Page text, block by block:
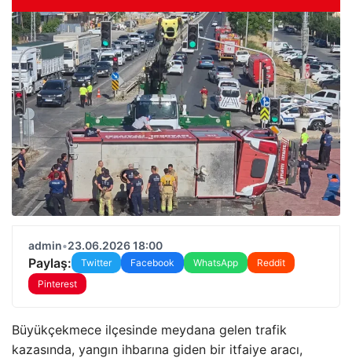
admin•23.06.2026 18:00
Paylaş: Twitter Facebook WhatsApp
Reddit
Pinterest
Büyükçekmece ilçesinde meydana gelen trafik
kazasında, yangın ihbarına giden bir itfaiye aracı,